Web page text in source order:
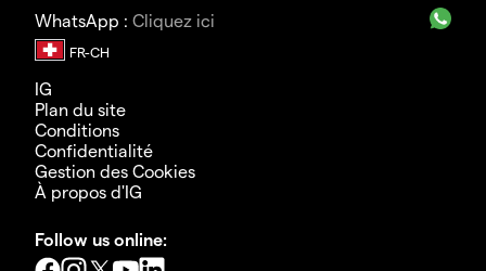
WhatsApp : Cliquez ici
IG
Plan du site
Conditions
Confidentialité
Gestion des Cookies
À propos d'IG
Follow us online: